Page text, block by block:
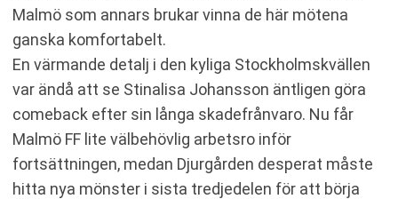
Malmö som annars brukar vinna de här mötena
ganska komfortabelt.
En värmande detalj i den kyliga Stockholmskvällen
var ändå att se Stinalisa Johansson äntligen göra
comeback efter sin långa skadefrånvaro. Nu får
Malmö FF lite välbehövlig arbetsro inför
fortsättningen, medan Djurgården desperat måste
hitta nya mönster i sista tredjedelen för att börja